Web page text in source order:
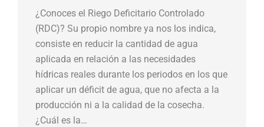
¿Conoces el Riego Deficitario Controlado
(RDC)? Su propio nombre ya nos los indica,
consiste en reducir la cantidad de agua
aplicada en relación a las necesidades
hídricas reales durante los periodos en los que
aplicar un déficit de agua, que no afecta a la
producción ni a la calidad de la cosecha.
¿Cuál es la…